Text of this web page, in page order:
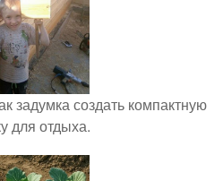
задумка создать компактную
для отдыха.